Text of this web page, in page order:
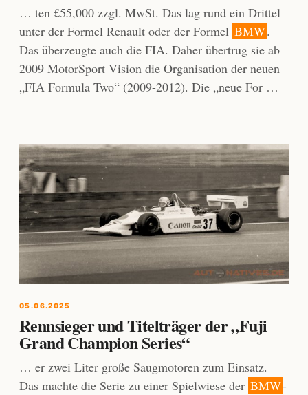
… ten £55,000 zzgl. MwSt. Das lag rund ein Drittel
unter der Formel Renault oder der Formel BMW.
Das überzeugte auch die FIA. Daher übertrug sie ab
2009 MotorSport Vision die Organisation der neuen
„FIA Formula Two“ (2009-2012). Die „neue For …
05.06.2025
Rennsieger und Titelträger der „Fuji
Grand Champion Series“
… er zwei Liter große Saugmotoren zum Einsatz.
Das machte die Serie zu einer Spielwiese der BMW-